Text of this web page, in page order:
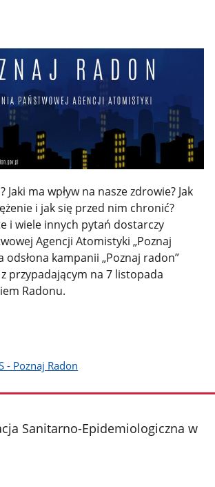
Jaki ma wpływ na nasze zdrowie? Jak
i jak się przed nim chronić?
i wiele innych pytań dostarczy
Agencji Atomistyki „Poznaj
odsłona kampanii „Poznaj radon”
przypadającym na 7 listopada
Radonu.
- Poznaj Radon
Sanitarno-Epidemiologiczna w